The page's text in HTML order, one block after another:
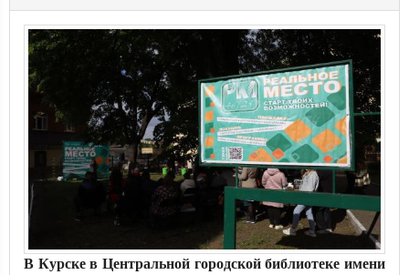
В Курске в Центральной городской библиотеке имени